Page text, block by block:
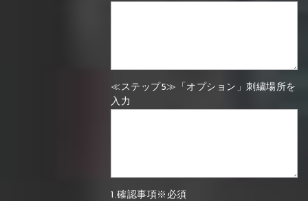
≪ステップ5≫「オプション」刺繍場所を
入力
1.確認事項※必須